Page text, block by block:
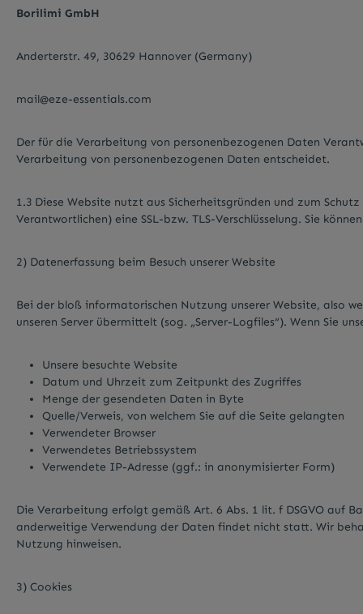
Borilimi GmbH
Anderterstr. 49, 30629 Hannover (Germany)
mail@eze-essentials.com
Der für die Verarbeitung von personenbezogenen Daten
Verarbeitung von personenbezogenen Daten entscheidet.
1.3 Diese Website nutzt aus Sicherheitsgründen und zum
Verantwortlichen) eine SSL-bzw. TLS-Verschlüsselung. Sie
2) Datenerfassung beim Besuch unserer Website
Bei der bloß informatorischen Nutzung unserer Website, also
unseren Server übermittelt (sog. „Server-Logfiles“). Wenn Sie
Unsere besuchte Website
Datum und Uhrzeit zum Zeitpunkt des Zugriffes
Menge der gesendeten Daten in Byte
Quelle/Verweis, von welchem Sie auf die Seite gelangten
Verwendeter Browser
Verwendetes Betriebssystem
Verwendete IP-Adresse (ggf.: in anonymisierter Form)
Die Verarbeitung erfolgt gemäß Art. 6 Abs. 1 lit. f DSGVO auf
anderweitige Verwendung der Daten findet nicht statt. Wir
Nutzung hinweisen.
3) Cookies